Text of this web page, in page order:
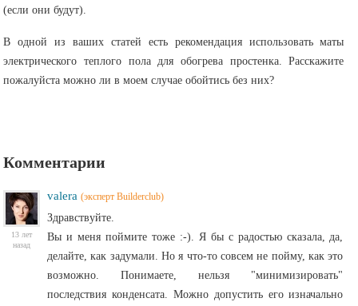
(если они будут).
В одной из ваших статей есть рекомендация использовать маты
электрического теплого пола для обогрева простенка. Расскажите
пожалуйста можно ли в моем случае обойтись без них?
Комментарии
13 лет
назад
valera (эксперт Builderclub)
Здравствуйте.
Вы и меня поймите тоже :-). Я бы с радостью сказала, да,
делайте, как задумали. Но я что-то совсем не пойму, как это
возможно. Понимаете, нельзя "минимизировать"
последствия конденсата. Можно допустить его изначально